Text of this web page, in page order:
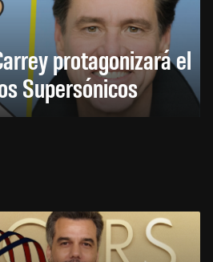
protagonizará el
Supersónicos